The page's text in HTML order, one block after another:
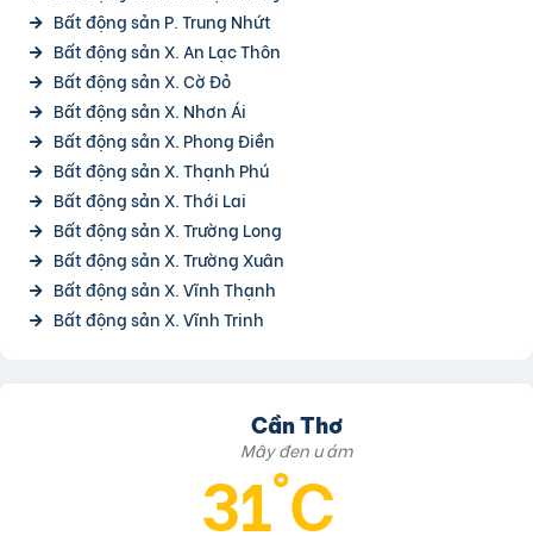
Bất động sản P. Trung Nhứt
Bất động sản X. An Lạc Thôn
Bất động sản X. Cờ Đỏ
Bất động sản X. Nhơn Ái
Bất động sản X. Phong Điền
Bất động sản X. Thạnh Phú
Bất động sản X. Thới Lai
Bất động sản X. Trường Long
Bất động sản X. Trường Xuân
Bất động sản X. Vĩnh Thạnh
Bất động sản X. Vĩnh Trinh
Cần Thơ
Mây đen u ám
31°C